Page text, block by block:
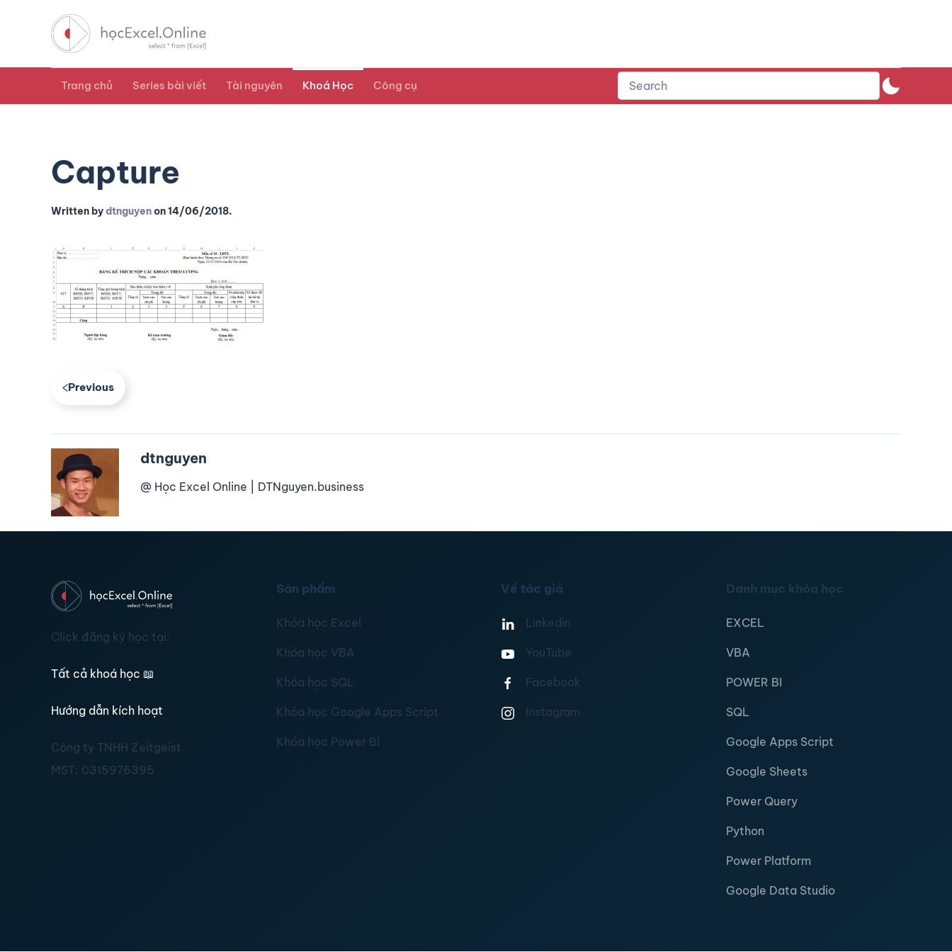
Trang chủ Series bài viết Tài nguyên Khoá Học Công cụ
Capture
Written bydtnguyenon14/06/2018.
Previous
dtnguyen
@ Học Excel Online | DTNguyen.business
Click đăng ký học tại:
Tất cả khoá học 📖
Hướng dẫn kích hoạt
Công ty TNHH Zeitgeist
MST: 0315976395
Sản phẩm
Khóa học Excel
Khóa học VBA
Khóa học SQL
Khóa học Google Apps Script
Khóa học Power BI
Về tác giả
Linkedin
YouTube
Facebook
Instagram
Danh mục khóa học
EXCEL
VBA
POWER BI
SQL
Google Apps Script
Google Sheets
Power Query
Python
Power Platform
Google Data Studio